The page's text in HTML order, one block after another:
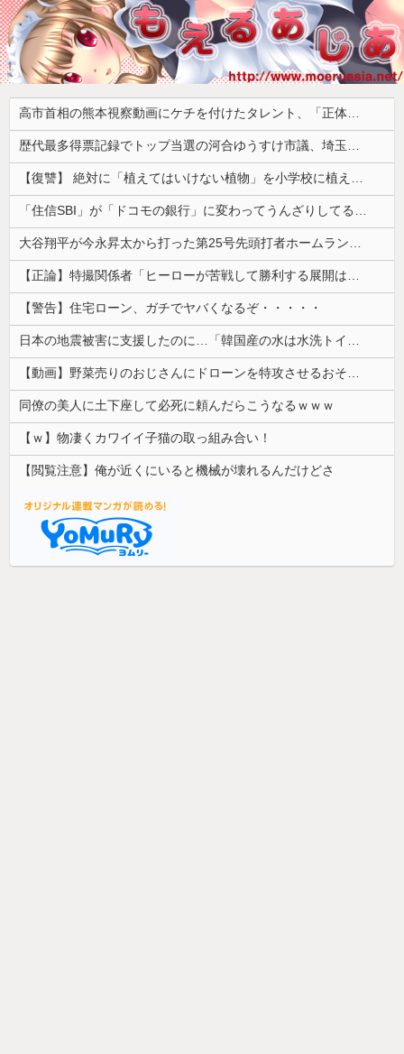
高市首相の熊本視察動画にケチを付けたタレント、「正体バレバレよな」と黒電話の呼び方であっさりと……
歴代最多得票記録でトップ当選の河合ゆうすけ市議、埼玉知事選（来年８月）に立候補表明！「埼玉県の外国人問題を解決するには、知事選で保守の政治家が立ち上がるしかない」保守一本化を訴え
【復讐】 絶対に「植えてはいけない植物」を小学校に植えた→20年経って見に行くと…「！？」衝撃の光景が・・・
「住信SBI」が「ドコモの銀行」に変わってうんざりしてるやつｗｗｗｗｗｗｗ
大谷翔平が今永昇太から打った第25号先頭打者ホームランに全米騒然！←「トモダチから打つのが好きだね」（海外の反応）
【正論】特撮関係者「ヒーローが苦戦して勝利する展開はいらない。それで特撮は凋落した」
【警告】住宅ローン、ガチでヤバくなるぞ・・・・・
日本の地震被害に支援したのに…「韓国産の水は水洗トイレに」
【動画】野菜売りのおじさんにドローンを特攻させるおそロシア。
同僚の美人に土下座して必死に頼んだらこうなるｗｗｗ
【ｗ】物凄くカワイイ子猫の取っ組み合い！
【閲覧注意】俺が近くにいると機械が壊れるんだけどさ